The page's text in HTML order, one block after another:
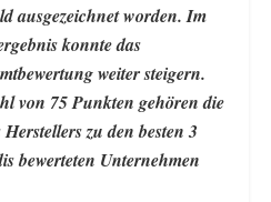
ausgezeichnet worden. Im
konnte das
weiter steigern.
von 75 Punkten gehören die
zu den besten 3
bewerteten Unternehmen